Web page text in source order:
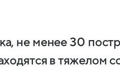
не менее 30
в тяжелом